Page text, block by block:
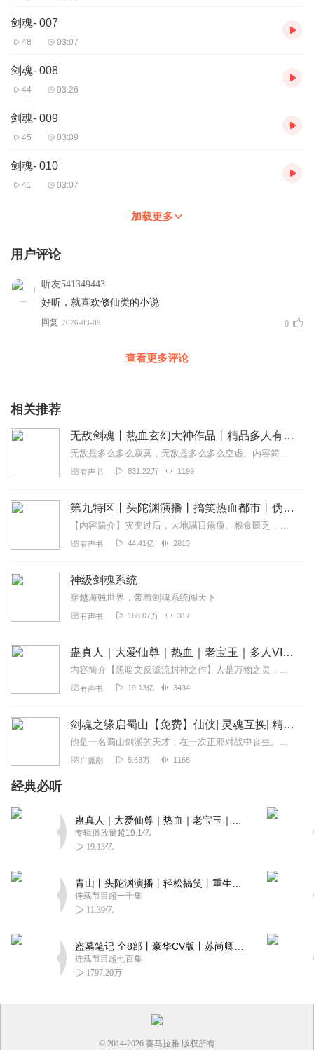
剑魂- 007
48 03:07
剑魂- 008
44 03:26
剑魂- 009
45 03:09
剑魂- 010
41 03:07
加载更多
用户评论
听友541349443
好听，就喜欢修仙类的小说
回复 2026-03-09 0
查看更多评论
相关推荐
无敌剑魂丨热血玄幻大神作品丨精品多人有声剧丨爆更
无敌是多么多么寂寞，无敌是多么多么空虚。内容简介天有九重，人有九转，剑有九心！一代帝王身遭惨死，携九绝剑，诸天灭地！我既生，自当一剑平天下，九绝出，天地...
有声书 831.22万 1199
第九特区丨头陀渊演播丨搞笑热血都市丨伪戒丨VIP免费多人有声剧
【内容简介】灾变过后，大地满目疮痍。粮食匮乏，资源紧俏，局势混乱……一位从待规划区杀出来的青年，背对着漫天黄沙，孤身来到九区谋生，却不曾想偶然结识三五好友，一念...
有声书 44.41亿 2813
神级剑魂系统
穿越海贼世界，带着剑魂系统闯天下
有声书 168.07万 317
蛊真人｜大爱仙尊｜热血｜老宝玉｜多人VIP免费有声剧
内容简介【黑暗文反派流封神之作】人是万物之灵，蛊是天地真精。一个穿越者不断重生的故事。一个养蛊、炼蛊、用蛊的奇特世界。配音组（男角色）老宝玉旁白...
有声书 19.13亿 3434
剑魂之缘启蜀山【免费】仙侠| 灵魂互换| 精品必听
他是一名蜀山剑派的天才，在一次正邪对战中丧生。他是一名异界公认的废物，因一次争风吃醋而死亡。当两人因为偶然的机会灵魂互换，他怀着蜀山绝技重生在异界。发现蜀山绝技...
广播剧 5.63万 1168
经典必听
专辑播放量超19.1亿
19.13亿
连载节目超一千集
11.39亿
连载节目超七百集
1797.20万
© 2014-2026 喜马拉雅 版权所有